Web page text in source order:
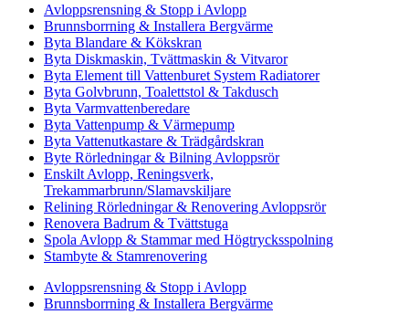
Avloppsrensning & Stopp i Avlopp
Brunnsborrning & Installera Bergvärme
Byta Blandare & Kökskran
Byta Diskmaskin, Tvättmaskin & Vitvaror
Byta Element till Vattenburet System Radiatorer
Byta Golvbrunn, Toalettstol & Takdusch
Byta Varmvattenberedare
Byta Vattenpump & Värmepump
Byta Vattenutkastare & Trädgårdskran
Byte Rörledningar & Bilning Avloppsrör
Enskilt Avlopp, Reningsverk,
Trekammarbrunn/Slamavskiljare
Relining Rörledningar & Renovering Avloppsrör
Renovera Badrum & Tvättstuga
Spola Avlopp & Stammar med Högtrycksspolning
Stambyte & Stamrenovering
Avloppsrensning & Stopp i Avlopp
Brunnsborrning & Installera Bergvärme